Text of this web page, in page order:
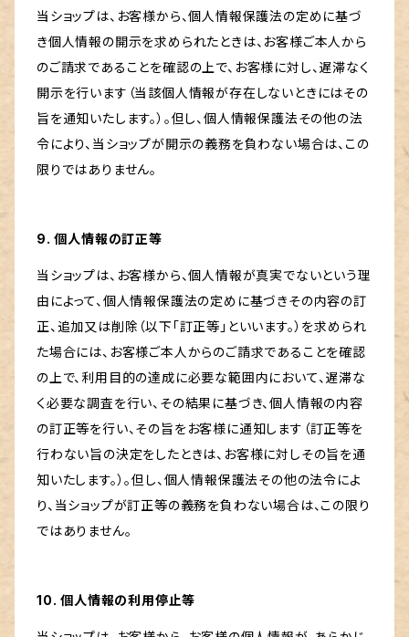
当ショップは、お客様から、個人情報保護法の定めに基づ
き個人情報の開示を求められたときは、お客様ご本人から
のご請求であることを確認の上で、お客様に対し、遅滞なく
開示を行います（当該個人情報が存在しないときにはその
旨を通知いたします。）。但し、個人情報保護法その他の法
令により、当ショップが開示の義務を負わない場合は、この
限りではありません。
9. 個人情報の訂正等
当ショップは、お客様から、個人情報が真実でないという理
由によって、個人情報保護法の定めに基づきその内容の訂
正、追加又は削除（以下「訂正等」といいます。）を求められ
た場合には、お客様ご本人からのご請求であることを確認
の上で、利用目的の達成に必要な範囲内において、遅滞な
く必要な調査を行い、その結果に基づき、個人情報の内容
の訂正等を行い、その旨をお客様に通知します（訂正等を
行わない旨の決定をしたときは、お客様に対しその旨を通
知いたします。）。但し、個人情報保護法その他の法令によ
り、当ショップが訂正等の義務を負わない場合は、この限り
ではありません。
10. 個人情報の利用停止等